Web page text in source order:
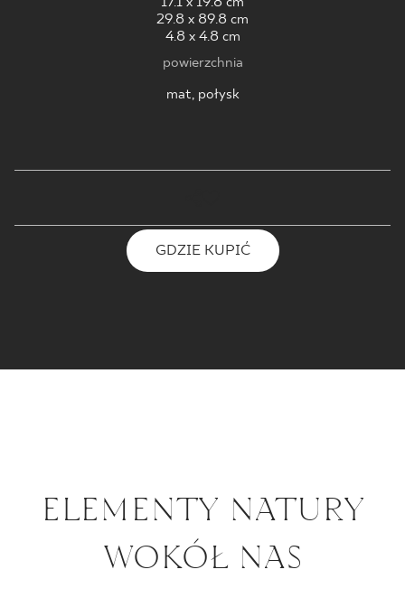
29.8 x 89.8 cm
4.8 x 4.8 cm
powierzchnia
mat, połysk
GDZIE KUPIĆ
ELEMENTY NATURY
WOKÓŁ NAS